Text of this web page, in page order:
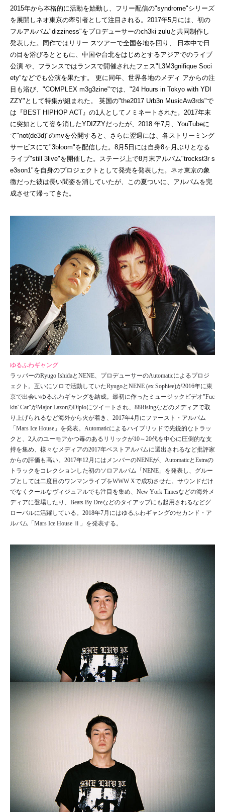
2015年から本格的に活動を始動し、フリー配信の"syndrome"シリーズ
を展開しネオ東京の牽引者として注目される。2017年5月には、初の
フルアルバム"dizziness"をプロデューサーのch3ki zuluと共同制作し
発表した。同作ではリリー スツアーで全国各地を回り、 日本中で日
の目を浴びるとともに、中国や台北をはじめとするアジアでのライブ
公演 や、フランスではランスで開催されたフェス"L3M3gnifique Soci
ety"などでも公演を果たす。 更に同年、世界各地のメディ アからの注
目も浴び、"COMPLEX m3g3zine"では、"24 Hours in Tokyo with YDI
ZZY"として特集が組まれた。 英国の"the2017 Urb3n MusicAw3rds"で
は『BEST HIPHOP ACT』の1人としてノミネートされた。2017年末
に突如として姿を消したYDIZZYだったが、2018 年7月、YouTubeに
て"not(de3d)"のmvを公開すると、さらに翌週には、各ストリーミング
サービスにて"3bloom"を配信した。8月5日には自身8ヶ月ぶりとなる
ライブ"still 3live"を開催した。ステージ上で8月末アルバム"trockst3r s
e3son1"を自身のプロジェクトとして発売を発表した。ネオ東京の象
徴だった彼は長い間姿を消していたが、この夏ついに、アルバムを完
成させて帰ってきた。
ゆるふわギャング
ラッパーのRyugo IshidaとNENE、プロデューサーのAutomaticによるプロジ
ェクト。互いにソロで活動していたRyugoとNENE (ex Sophiee)が2016年に東
京で出会いゆるふわギャングを結成。最初に作ったミュージックビデオ"Fuc
kin' Car"がMajor LazorのDiploにツイートされ、88Risingなどのメディアで取
り上げられるなど海外から火が着き、2017年4月にファースト・アルバム
「Mars Ice House」を発表。Automaticによるハイブリッドで先鋭的なトラッ
クと、2人のユーモアかつ毒のあるリリックが10～20代を中心に圧倒的な支
持を集め、様々なメディアの2017年ベストアルバムに選出されるなど批評家
からの評価も高い。2017年12月にはメンバーのNENEが、AutomaticとEstraの
トラックをコレクションした初のソロアルバム「NENE」を発表し、グルー
プとしては二度目のワンマンライブをWWW Xで成功させた。サウンドだけ
でなくクールなヴィジュアルでも注目を集め、New York Timesなどの海外メ
ディアに登場したり、Beats By Dreなどのタイアップにも起用されるなどグ
ローバルに活躍している。2018年7月にはゆるふわギャングのセカンド・ア
ルバム「Mars Ice House Ⅱ」を発表する。